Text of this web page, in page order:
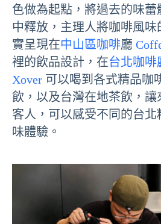
色做為起點，將過去的味蕾
中釋放，主理人將咖啡風味
實呈現在中山區咖啡廳
裡的飲品設計，在台北咖啡
Xover 可以喝到各式精品咖
飲，以及台灣在地茶飲，讓
客人，可以感受不同的台北
味體驗。